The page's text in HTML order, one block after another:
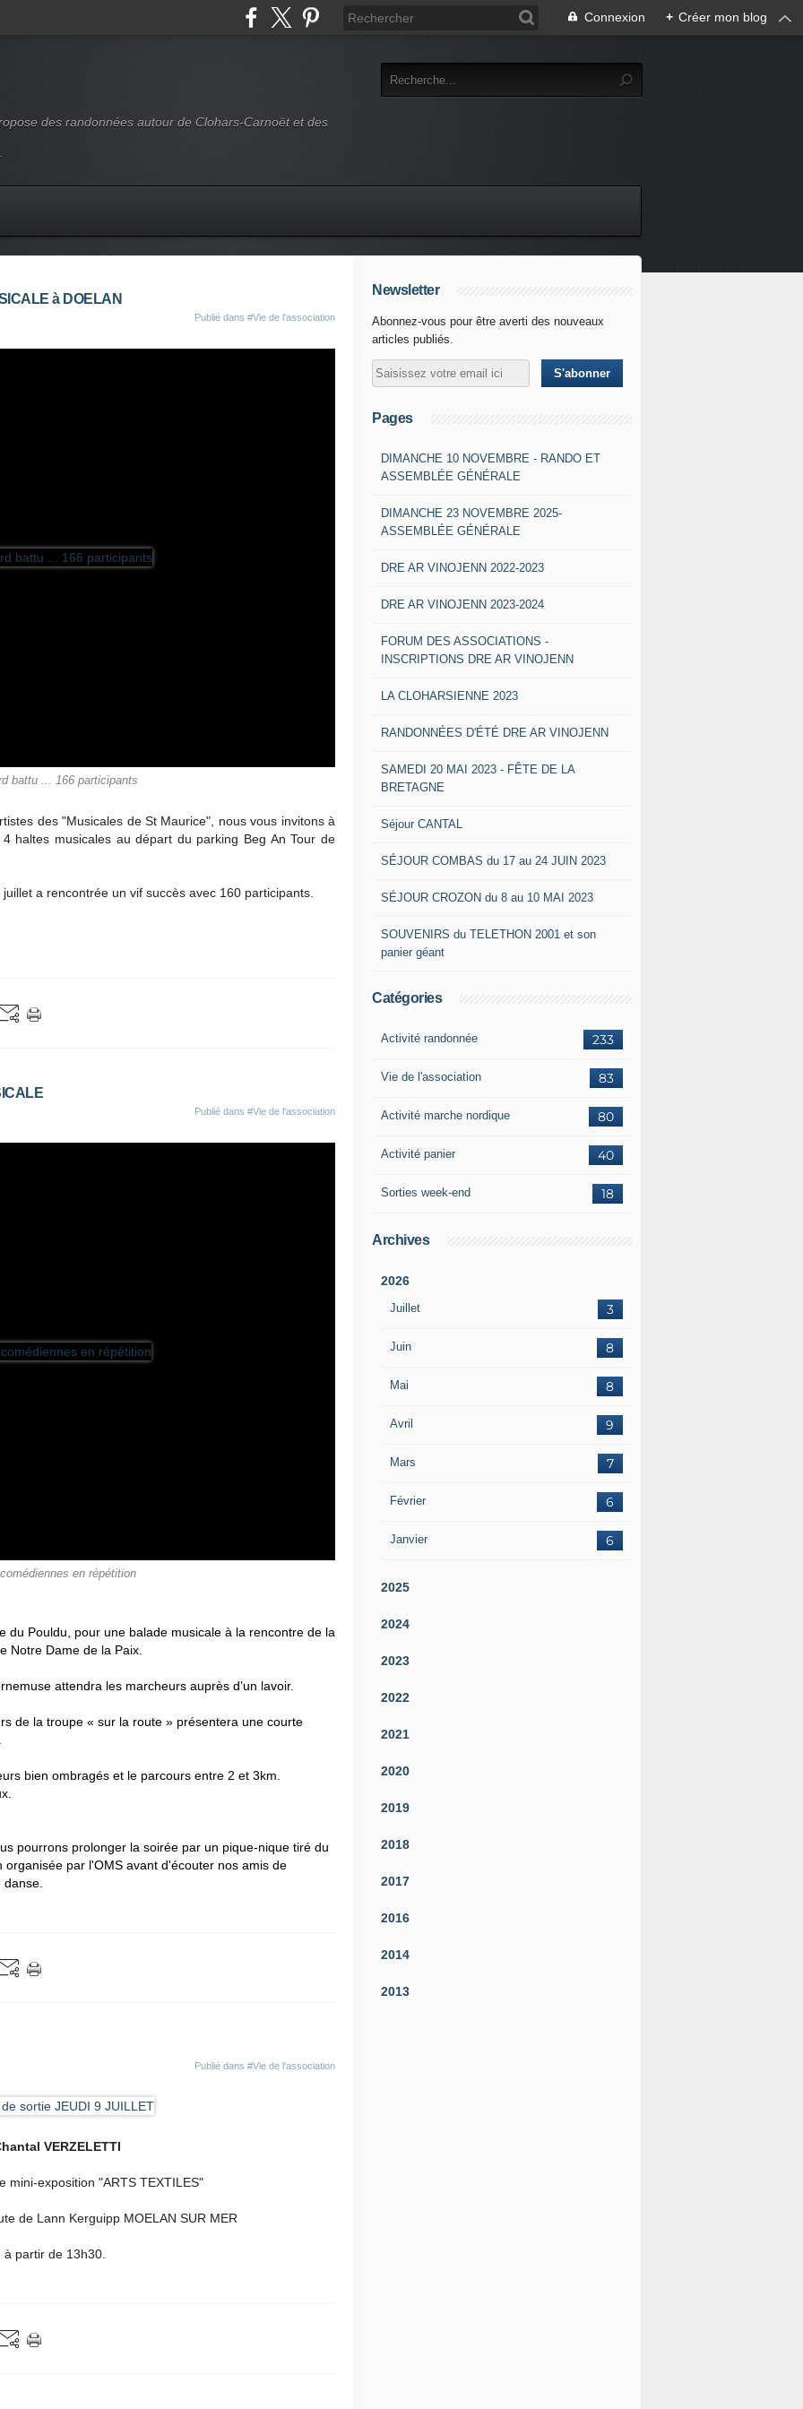
Connexion + Créer mon blog
des randonnées autour de Clohars-Carnoët et des
à DOELAN
Publié dans #Vie de l'association
battu ... 166 participants
des "Musicales de St Maurice", nous vous invitons à
haltes musicales au départ du parking Beg An Tour de
a rencontrée un vif succès avec 160 participants.
Publié dans #Vie de l'association
en répétition
du Pouldu, pour une balade musicale à la rencontre de la
Notre Dame de la Paix.
attendra les marcheurs auprès d’un lavoir.
de la troupe « sur la route » présentera une courte
bien ombragés et le parcours entre 2 et 3km.
pourrons prolonger la soirée par un pique-nique tiré du
par l'OMS avant d'écouter nos amis de
danse.
Publié dans #Vie de l'association
VERZELETTI
mini-exposition "ARTS TEXTILES"
de Lann Kerguipp MOELAN SUR MER
à partir de 13h30.
Newsletter
Abonnez-vous pour être averti des nouveaux
articles publiés.
Pages
DIMANCHE 10 NOVEMBRE - RANDO ET
ASSEMBLÉE GÉNÉRALE
DIMANCHE 23 NOVEMBRE 2025-
ASSEMBLÉE GÉNÉRALE
DRE AR VINOJENN 2022-2023
DRE AR VINOJENN 2023-2024
FORUM DES ASSOCIATIONS -
INSCRIPTIONS DRE AR VINOJENN
LA CLOHARSIENNE 2023
RANDONNÉES D'ÉTÉ DRE AR VINOJENN
SAMEDI 20 MAI 2023 - FÊTE DE LA
BRETAGNE
Séjour CANTAL
SÉJOUR COMBAS du 17 au 24 JUIN 2023
SÉJOUR CROZON du 8 au 10 MAI 2023
SOUVENIRS du TELETHON 2001 et son
panier géant
Catégories
233
Activité randonnée
83
Vie de l'association
80
Activité marche nordique
40
Activité panier
18
Sorties week-end
Archives
2026
Juillet 3
Juin 8
Mai 8
Avril 9
Mars 7
Février 6
Janvier 6
2025
2024
2023
2022
2021
2020
2019
2018
2017
2016
2014
2013